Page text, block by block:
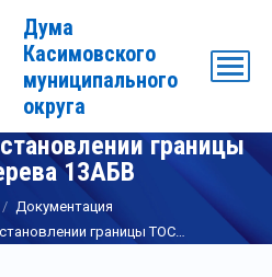
Дума
Касимовского
муниципального
округа
границы
13АБВ
Документация
границы ТОС…